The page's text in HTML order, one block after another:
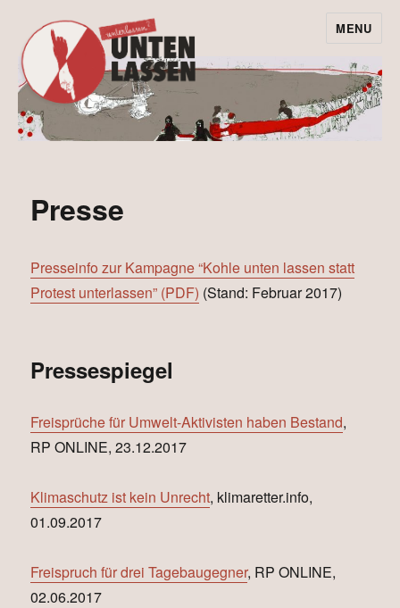
Leave the coal in
the ground –
undermining our
protest!
MENU
Presse
Presseinfo zur Kampagne “Kohle unten lassen statt
Protest unterlassen” (PDF) (Stand: Februar 2017)
Pressespiegel
Freisprüche für Umwelt-Aktivisten haben Bestand,
RP ONLINE, 23.12.2017
Klimaschutz ist kein Unrecht, klimaretter.info,
01.09.2017
Freispruch für drei Tagebaugegner, RP ONLINE,
02.06.2017